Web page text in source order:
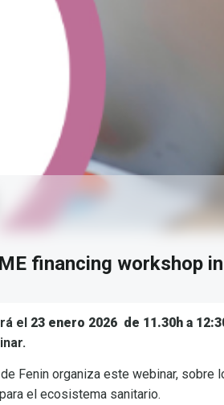
financing workshop
el 23 enero 2026 de 11.30h a
Fenin organiza este webinar,
el ecosistema sanitario.